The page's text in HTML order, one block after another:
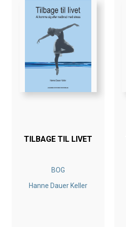
TILBAGE TIL LIVET
BOG
Hanne Dauer Keller